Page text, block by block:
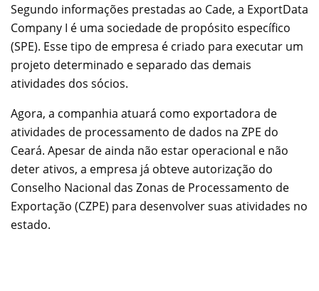
Segundo informações prestadas ao Cade, a ExportData
Company I é uma sociedade de propósito específico
(SPE). Esse tipo de empresa é criado para executar um
projeto determinado e separado das demais
atividades dos sócios.
Agora, a companhia atuará como exportadora de
atividades de processamento de dados na ZPE do
Ceará. Apesar de ainda não estar operacional e não
deter ativos, a empresa já obteve autorização do
Conselho Nacional das Zonas de Processamento de
Exportação (CZPE) para desenvolver suas atividades no
estado.